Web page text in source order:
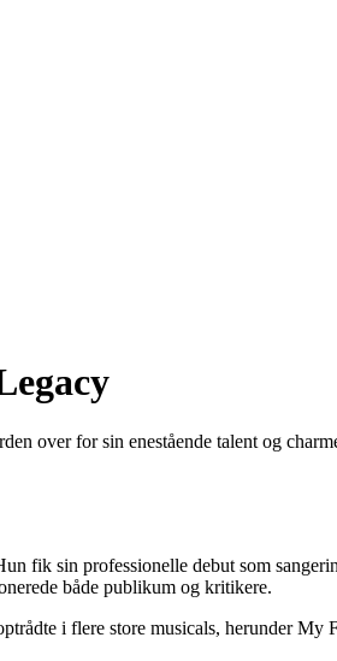
over for sin enestående talent og
fik sin professionelle debut som
både publikum og kritikere.
i flere store musicals, herunder